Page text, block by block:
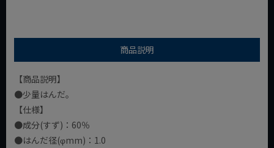
商品説明
【商品説明】
●少量はんだ。
【仕様】
●成分(すず)：60％
●はんだ径(φmm)：1.0